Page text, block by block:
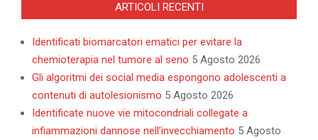
ARTICOLI RECENTI
Identificati biomarcatori ematici per evitare la
chemioterapia nel tumore al seno 5 Agosto 2026
Gli algoritmi dei social media espongono adolescenti a
contenuti di autolesionismo 5 Agosto 2026
Identificate nuove vie mitocondriali collegate a
infiammazioni dannose nell’invecchiamento 5 Agosto